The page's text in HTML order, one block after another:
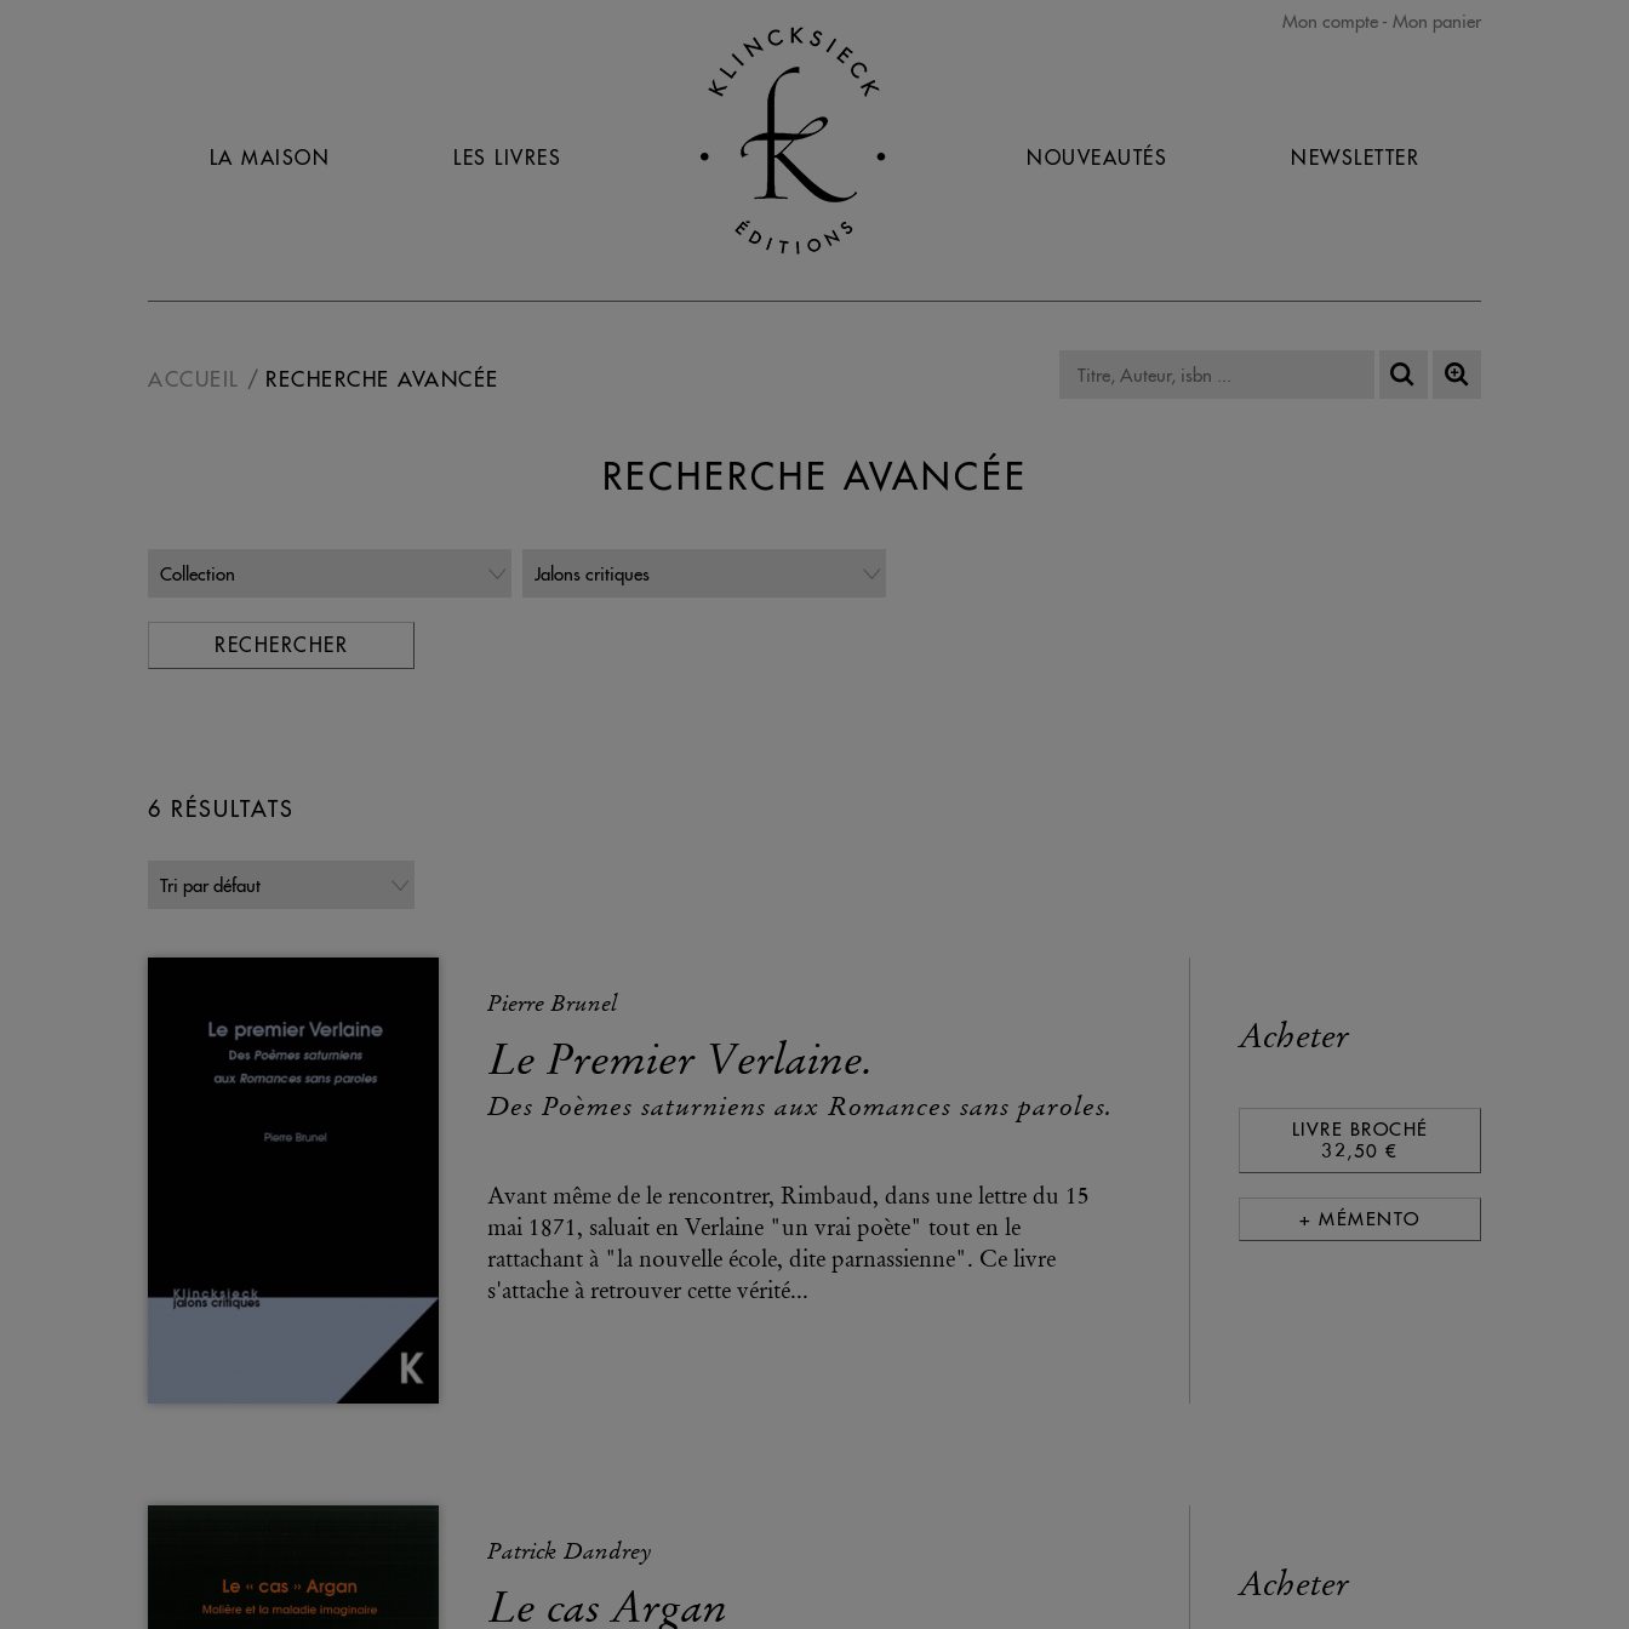
Mon compte Mon panier
LA MAISON LES LIVRES NOUVEAUTÉS NEWSLETTER
ACCUEIL RECHERCHE AVANCÉE
RECHERCHE AVANCÉE
RECHERCHER
6 RÉSULTATS
Pierre Brunel
Le Premier Verlaine.
Des Poèmes saturniens aux Romances sans paroles.
Avant même de le rencontrer, Rimbaud, dans une lettre du 15
mai 1871, saluait en Verlaine "un vrai poète" tout en le
rattachant à "la nouvelle école, dite parnassienne". Ce livre
s'attache à retrouver cette vérité...
Acheter
LIVRE BROCHÉ
32,50 €
+ MÉMENTO
Patrick Dandrey
Le cas Argan Acheter